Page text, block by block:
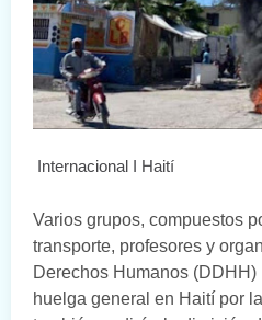
Internacional I Haití
Varios grupos, compuestos
transporte, profesores y
Derechos Humanos
huelga general en Haití por